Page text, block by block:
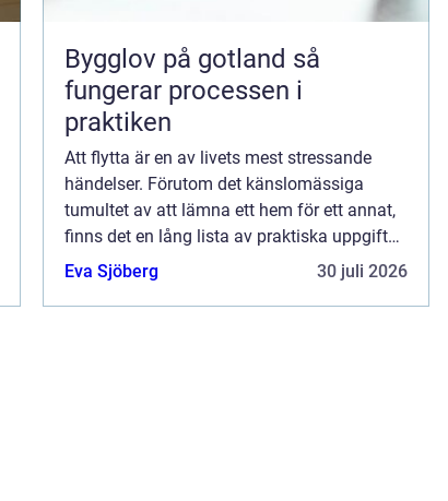
Bygglov på gotland så
fungerar processen i
praktiken
Att flytta är en av livets mest stressande
händelser. Förutom det känslomässiga
tumultet av att lämna ett hem för ett annat,
finns det en lång lista av praktiska uppgifter
som måste hanteras. En av de me...
Eva Sjöberg 30 juli 2026